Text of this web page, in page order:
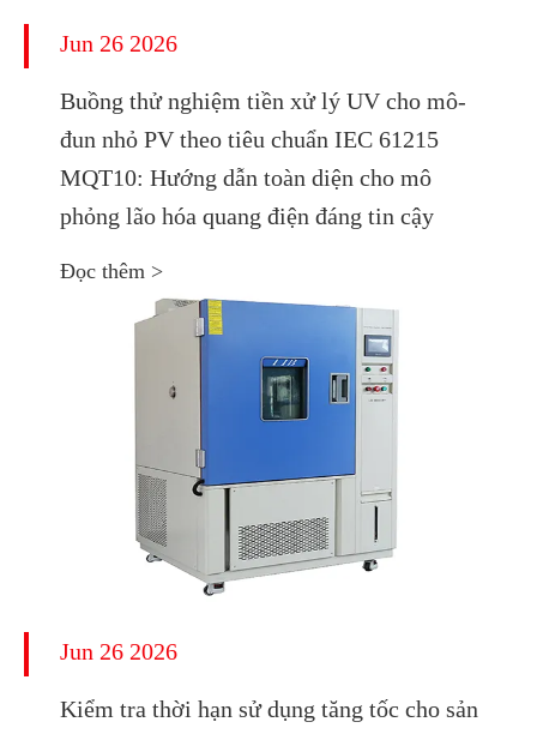
Jun 26 2026
Buồng thử nghiệm tiền xử lý UV cho mô-
đun nhỏ PV theo tiêu chuẩn IEC 61215
MQT10: Hướng dẫn toàn diện cho mô
phỏng lão hóa quang điện đáng tin cậy
Đọc thêm >
Jun 26 2026
Kiểm tra thời hạn sử dụng tăng tốc cho sản